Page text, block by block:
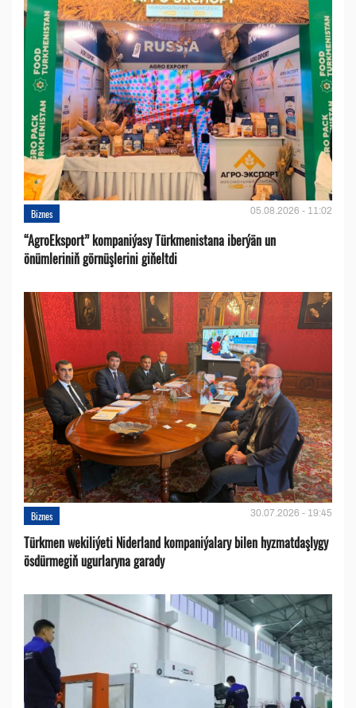
Biznes 05.08.2026 - 11:02
“AgroEksport” kompaniýasy Türkmenistana iberýän un
önümleriniň görnüşlerini giňeltdi
Biznes 30.07.2026 - 19:45
Türkmen wekiliýeti Niderland kompaniýalary bilen hyzmatdaşlygy
ösdürmegiň ugurlaryna garady